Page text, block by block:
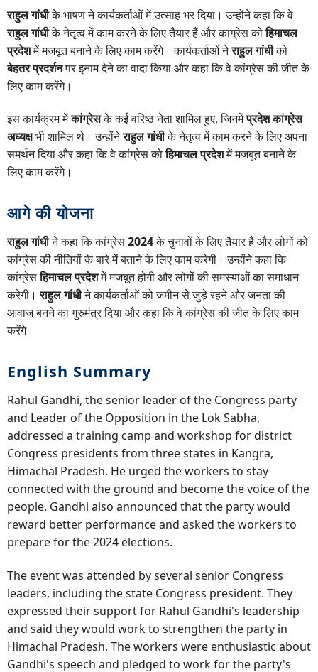
राहुल गांधीके भाषण ने कार्यकर्ताओं में उत्साह भर दिया। उन्होंने कहा कि वे
राहुल गांधीके नेतृत्व में काम करने के लिए तैयार हैं और कांग्रेस कोहिमाचल
प्रदेशमें मजबूत बनाने के लिए काम करेंगे। कार्यकर्ताओं नेराहुल गांधीको
बेहतर प्रदर्शनपर इनाम देने का वादा किया और कहा कि वे कांग्रेस की जीत के
लिए काम करेंगे।
इस कार्यक्रम मेंकांग्रेसके कई वरिष्ठ नेता शामिल हुए, जिनमेंप्रदेश कांग्रेस
अध्यक्षभी शामिल थे। उन्होंनेराहुल गांधीके नेतृत्व में काम करने के लिए अपना
समर्थन दिया और कहा कि वे कांग्रेस कोहिमाचल प्रदेशमें मजबूत बनाने के
लिए काम करेंगे।
आगे की योजना
राहुल गांधीने कहा कि कांग्रेस2024के चुनावों के लिए तैयार है और लोगों को
कांग्रेस की नीतियों के बारे में बताने के लिए काम करेगी। उन्होंने कहा कि
कांग्रेसहिमाचल प्रदेशमें मजबूत होगी और लोगों की समस्याओं का समाधान
करेगी।राहुल गांधीने कार्यकर्ताओं को जमीन से जुड़े रहने और जनता की
आवाज बनने का गुरुमंत्र दिया और कहा कि वे कांग्रेस की जीत के लिए काम
करेंगे।
English Summary
Rahul Gandhi, the senior leader of the Congress party
and Leader of the Opposition in the Lok Sabha,
addressed a training camp and workshop for district
Congress presidents from three states in Kangra,
Himachal Pradesh. He urged the workers to stay
connected with the ground and become the voice of the
people. Gandhi also announced that the party would
reward better performance and asked the workers to
prepare for the 2024 elections.
The event was attended by several senior Congress
leaders, including the state Congress president. They
expressed their support for Rahul Gandhi's leadership
and said they would work to strengthen the party in
Himachal Pradesh. The workers were enthusiastic about
Gandhi's speech and pledged to work for the party's